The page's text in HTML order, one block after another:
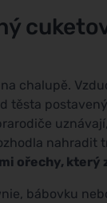
chalupě.
těsta
ořechy,
bábovku